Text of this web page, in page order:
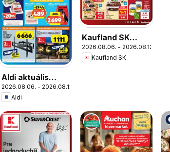
Aldi aktuális
akciós újság
2026.08.06. - 2026.08.12.
Aldi
Kaufland SK
akciós újság
2026.08.06. - 2026.08.12.
Kaufland SK